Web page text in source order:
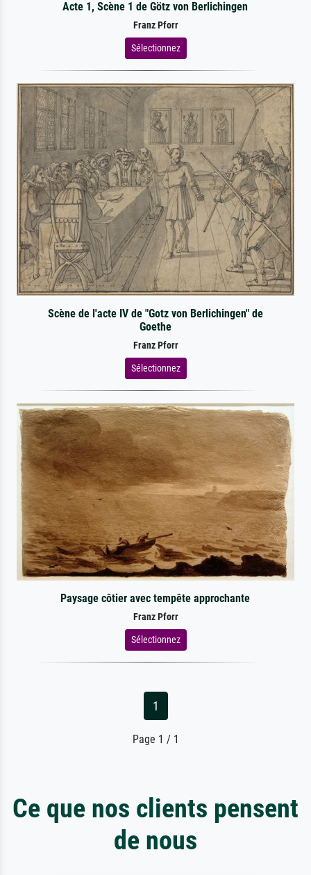
Acte 1, Scène 1 de Götz von Berlichingen
Franz Pforr
Sélectionnez
Scène de l'acte IV de "Gotz von Berlichingen" de
Goethe
Franz Pforr
Sélectionnez
Paysage côtier avec tempête approchante
Franz Pforr
Sélectionnez
1
Page 1 / 1
Ce que nos clients pensent
de nous